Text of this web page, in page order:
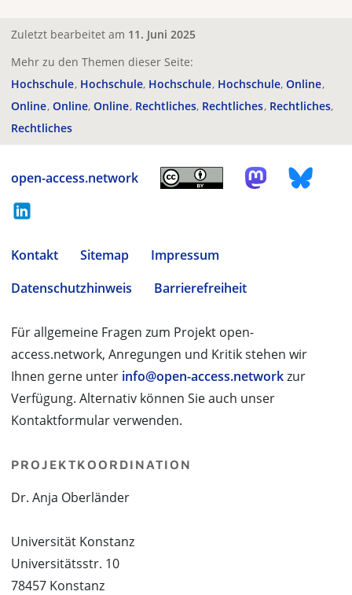
Zuletzt bearbeitet am 11. Juni 2025
Mehr zu den Themen dieser Seite:
Hochschule Hochschule Hochschule Hochschule Online
Online Online Online Rechtliches Rechtliches Rechtliches
Rechtliches
open-access.network
Kontakt Sitemap
Impressum
Datenschutzhinweis
Barrierefreiheit
Für allgemeine Fragen zum Projekt open-
access.network, Anregungen und Kritik stehen wir
Ihnen gerne unter info@open-access.networkzur
Verfügung. Alternativ können Sie auch unser
Kontaktformular verwenden.
PROJEKTKOORDINATION
Dr. Anja Oberländer
Universität Konstanz
Universitätsstr. 10
78457 Konstanz